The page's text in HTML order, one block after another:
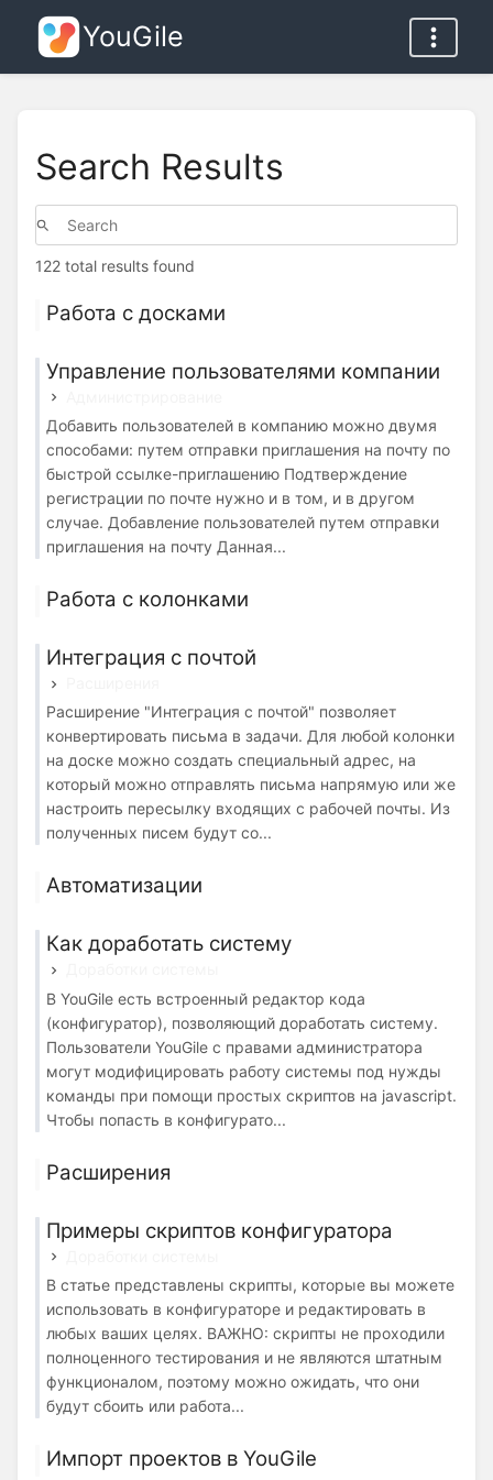
YouGile
Search Results
122 total results found
Работа с досками
Управление пользователями компании
Добавить пользователей в компанию можно двумя
способами: путем отправки приглашения на почту по
быстрой ссылке-приглашению Подтверждение
регистрации по почте нужно и в том, и в другом
случае. Добавление пользователей путем отправки
приглашения на почту Данная...
Работа с колонками
Интеграция с почтой
Расширение "Интеграция с почтой" позволяет
конвертировать письма в задачи. Для любой колонки
на доске можно создать специальный адрес, на
который можно отправлять письма напрямую или же
настроить пересылку входящих с рабочей почты. Из
полученных писем будут со...
Автоматизации
Как доработать систему
В YouGile есть встроенный редактор кода
(конфигуратор), позволяющий доработать систему.
Пользователи YouGile с правами администратора
могут модифицировать работу системы под нужды
команды при помощи простых скриптов на javascript.
Чтобы попасть в конфигурато...
Расширения
Примеры скриптов конфигуратора
В статье представлены скрипты, которые вы можете
использовать в конфигураторе и редактировать в
любых ваших целях. ВАЖНО: скрипты не проходили
полноценного тестирования и не являются штатным
функционалом, поэтому можно ожидать, что они
будут сбоить или работа...
Импорт проектов в YouGile